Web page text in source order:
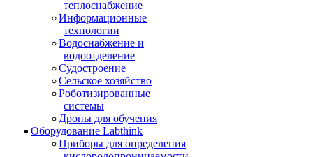
теплоснабжение
Информационные
технологии
Водоснабжение и
водоотделение
Судостроение
Сельское хозяйство
Роботизированные
системы
Дроны для обучения
Оборудование Labthink
Приборы для определения